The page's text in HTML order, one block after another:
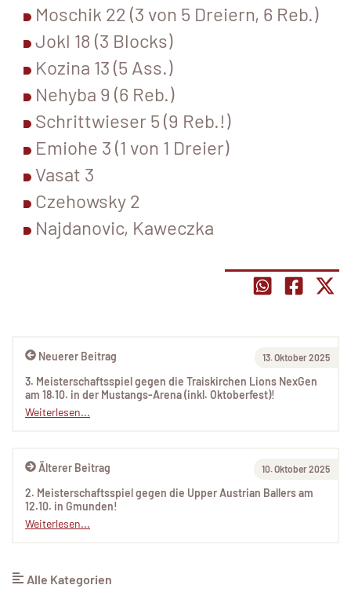
Moschik 22 (3 von 5 Dreiern, 6 Reb.)
Jokl 18 (3 Blocks)
Kozina 13 (5 Ass.)
Nehyba 9 (6 Reb.)
Schrittwieser 5 (9 Reb.!)
Emiohe 3 (1 von 1 Dreier)
Vasat 3
Czehowsky 2
Najdanovic, Kaweczka
Älterer Beitrag 10. Oktober 2025
2. Meisterschaftsspiel gegen die Upper Austrian Ballers am
12.10. in Gmunden!
Weiterlesen...
Neuerer Beitrag 13. Oktober 2025
3. Meisterschaftsspiel gegen die Traiskirchen Lions NexGen
am 18.10. in der Mustangs-Arena (inkl. Oktoberfest)!
Weiterlesen...
Alle Kategorien